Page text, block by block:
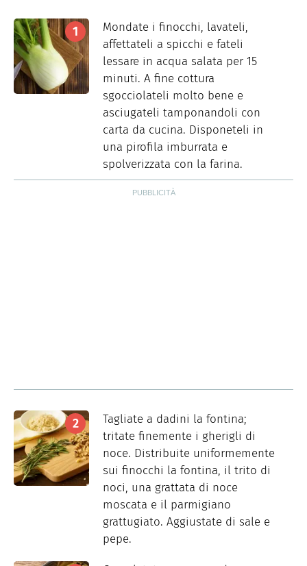
Mondate i finocchi, lavateli,
affettateli a spicchi e fateli
lessare in acqua salata per 15
minuti. A fine cottura
sgocciolateli molto bene e
asciugateli tamponandoli con
carta da cucina. Disponeteli in
una pirofila imburrata e
spolverizzata con la farina.
Tagliate a dadini la fontina;
tritate finemente i gherigli di
noce. Distribuite uniformemente
sui finocchi la fontina, il trito di
noci, una grattata di noce
moscata e il parmigiano
grattugiato. Aggiustate di sale e
pepe.